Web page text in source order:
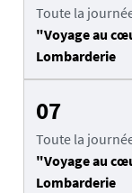
Toute la
"Voyage au
Lombarderie
07
Toute la
"Voyage au
Lombarderie